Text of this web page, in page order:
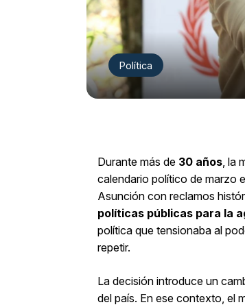
Política
Durante más de 30 años, la
calendario político de marzo
Asunción con reclamos
políticas públicas para la
política que tensionaba al
repetir.
La decisión introduce un
del país. En ese contexto, el